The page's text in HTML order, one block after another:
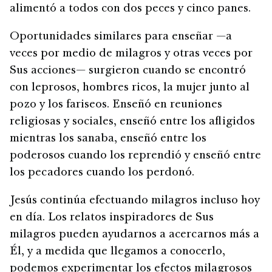
alimentó a todos con dos peces y cinco panes.
Oportunidades similares para enseñar —a
veces por medio de milagros y otras veces por
Sus acciones— surgieron cuando se encontró
con leprosos, hombres ricos, la mujer junto al
pozo y los fariseos. Enseñó en reuniones
religiosas y sociales, enseñó entre los afligidos
mientras los sanaba, enseñó entre los
poderosos cuando los reprendió y enseñó entre
los pecadores cuando los perdonó.
Jesús continúa efectuando milagros incluso hoy
en día. Los relatos inspiradores de Sus
milagros pueden ayudarnos a acercarnos más a
Él, y a medida que llegamos a conocerlo,
podemos experimentar los efectos milagrosos